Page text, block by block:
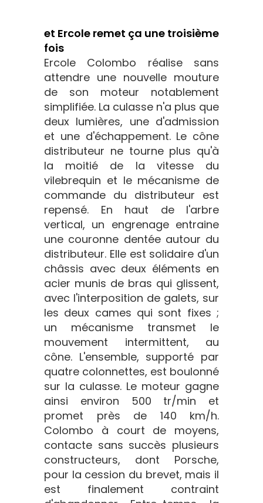
et Ercole remet ça une troisième
fois
Ercole Colombo réalise sans
attendre une nouvelle mouture
de son moteur notablement
simplifiée. La culasse n'a plus que
deux lumières, une d'admission
et une d'échappement. Le cône
distributeur ne tourne plus qu'à
la moitié de la vitesse du
vilebrequin et le mécanisme de
commande du distributeur est
repensé. En haut de l'arbre
vertical, un engrenage entraine
une couronne dentée autour du
distributeur. Elle est solidaire d'un
châssis avec deux éléments en
acier munis de bras qui glissent,
avec l'interposition de galets, sur
les deux cames qui sont fixes ;
un mécanisme transmet le
mouvement intermittent, au
cône. L'ensemble, supporté par
quatre colonnettes, est boulonné
sur la culasse. Le moteur gagne
ainsi environ 500 tr/min et
promet près de 140 km/h.
Colombo à court de moyens,
contacte sans succès plusieurs
constructeurs, dont Porsche,
pour la cession du brevet, mais il
est finalement contraint